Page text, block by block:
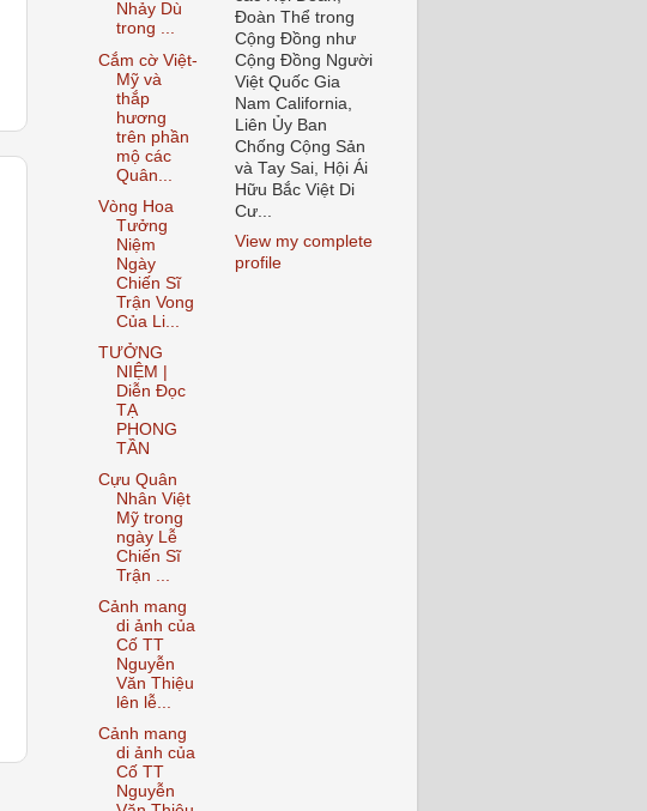
Nhảy Dù
trong ...
Cắm cờ Việt-
Mỹ và
thắp
hương
trên phần
mộ các
Quân...
Vòng Hoa
Tưởng
Niệm
Ngày
Chiến Sĩ
Trận Vong
Của Li...
TƯỞNG
NIỆM |
Diễn Đọc
TẠ
PHONG
TẦN
Cựu Quân
Nhân Việt
Mỹ trong
ngày Lễ
Chiến Sĩ
Trận ...
Cảnh mang
di ảnh của
Cố TT
Nguyễn
Văn Thiệu
lên lễ...
Cảnh mang
di ảnh của
Cố TT
Nguyễn
Đoàn Thể trong
Cộng Đồng như
Cộng Đồng Người
Việt Quốc Gia
Nam California,
Liên Ủy Ban
Chống Cộng Sản
và Tay Sai, Hội Ái
Hữu Bắc Việt Di
Cư...
View my complete
profile